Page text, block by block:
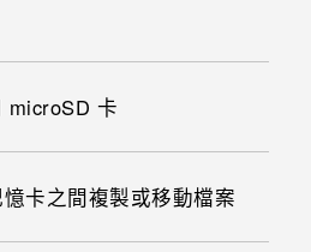
microSD 卡
卡之間複製或移動檔案